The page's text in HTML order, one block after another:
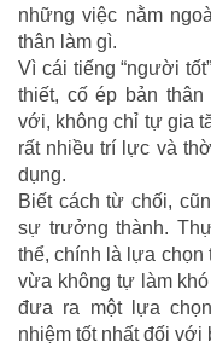
những việc nằm
thân làm gì.
Vì cái tiếng “người
thiết, cố ép bản
với, không chỉ tự gia
rất nhiều trí lực và
dụng.
Biết cách từ chối,
sự trưởng thành.
thể, chính là lựa chọn
vừa không tự làm
đưa ra một lựa
nhiệm tốt nhất đối